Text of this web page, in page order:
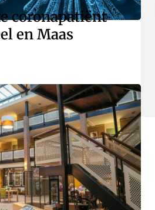
coronapatiënt
en Maas